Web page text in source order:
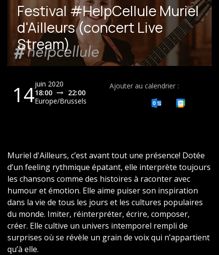
Festival #HelpCellule Muriel
d'Ailleurs (concert Live
Stream)
14juin 2020
18:00
22:00
Europe/Brussels
Ajouter au calendrier :
Muriel d'Ailleurs, c’est avant tout une présence! Dotée
d’un feeling rythmique épatant, elle interprète toujours
les chansons comme des histoires à raconter avec
humour et émotion. Elle aime puiser son inspiration
dans la vie de tous les jours et les cultures populaires
du monde. Imiter, réinterpréter, écrire, composer,
créer. Elle cultive un univers intemporel rempli de
surprises où se révèle un grain de voix qui n’appartient
qu’à elle.